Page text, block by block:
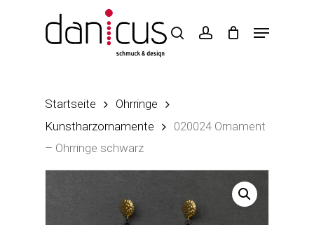
Startseite
Ohrringe
Kunstharzornamente
020024 Ornament
– Ohrringe schwarz